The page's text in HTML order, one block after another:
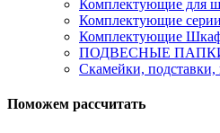
Комплектующие для
Комплектующие
Комплектующие
ПОДВЕСНЫЕ
Скамейки,
Поможем рассчитать